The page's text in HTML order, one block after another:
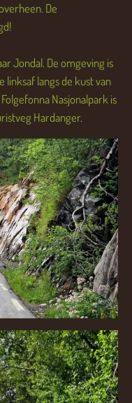
De
Jondal. De omgeving is
linksaf langs de kust van
Nasjonalpark is
Hardanger.